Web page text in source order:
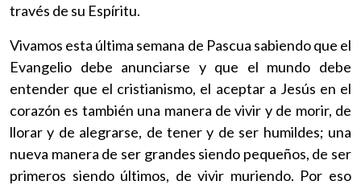
través de su Espíritu.
Vivamos esta última semana de Pascua sabiendo que el
Evangelio debe anunciarse y que el mundo debe
entender que el cristianismo, el aceptar a Jesús en el
corazón es también una manera de vivir y de morir, de
llorar y de alegrarse, de tener y de ser humildes; una
nueva manera de ser grandes siendo pequeños, de ser
primeros siendo últimos, de vivir muriendo. Por eso